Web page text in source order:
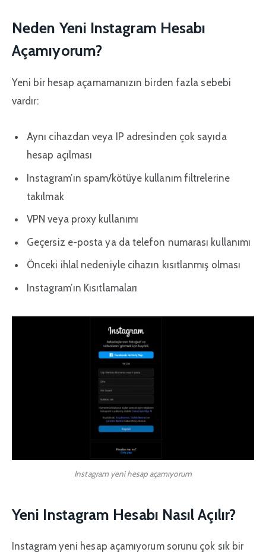
Neden Yeni Instagram Hesabı
Açamıyorum?
Yeni bir hesap açamamanızın birden fazla sebebi
vardır:
Aynı cihazdan veya IP adresinden çok sayıda
hesap açılması
Instagram’ın spam/kötüye kullanım filtrelerine
takılmak
VPN veya proxy kullanımı
Geçersiz e-posta ya da telefon numarası kullanımı
Önceki ihlal nedeniyle cihazın kısıtlanmış olması
Instagram’ın Kısıtlamaları
Instagram yeni hesap açamıyorum
Yeni Instagram Hesabı Nasıl Açılır?
Instagram yeni hesap açamıyorum sorunu çok sık bir